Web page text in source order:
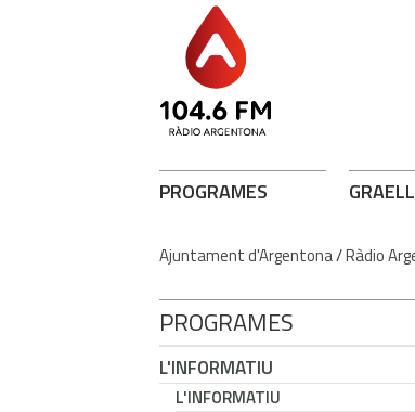
PROGRAMES
Ajuntament d'Argentona/Ràdio
PROGRAMES
L'INFORMATIU
L'INFORMATIU